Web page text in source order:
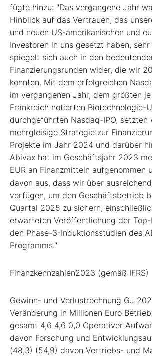
fügte hinzu: "Das vergangene Jahr
Hinblick auf das Vertrauen, das
und neuen US-amerikanischen und
Investoren in uns gesetzt haben,
spiegelt sich auch in den
Finanzierungsrunden wider, die wir
konnten. Mit dem erfolgreichen
im vergangenen Jahr, dem größten
Frankreich notierten Biotechnologie-
durchgeführten Nasdaq-IPO, setzten
mehrgleisige Strategie zur
Projekte im Jahr 2024 und darüber
Abivax hat im Geschäftsjahr 2023
EUR an Finanzmitteln aufgenommen
davon aus, dass wir über
verfügen, um den Geschäftsbetrieb
Quartal 2025 zu sichern,
erwarteten Veröffentlichung der
den Phase-3-Induktionsstudien des
Programms."
Finanzkennzahlen2023 (gemäß IFRS)
Gewinn- und Verlustrechnung GJ
Veränderung in Millionen Euro
gesamt 4,6 4,6 0,0 Operativer
davon Forschung und
(48,3) (54,9) davon Vertriebs- und